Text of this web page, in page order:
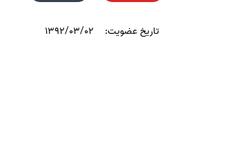
تاریخ عضویت: ۱۳۹۲/۰۳/۰۲